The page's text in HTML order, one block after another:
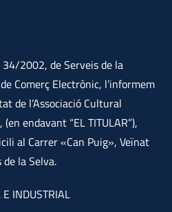
2002, de Serveis de la
Comerç Electrònic, l’informem
de l’Associació Cultural
endavant “EL TITULAR”),
al Carrer «Can Puig», Veïnat
la Selva.
INDUSTRIAL